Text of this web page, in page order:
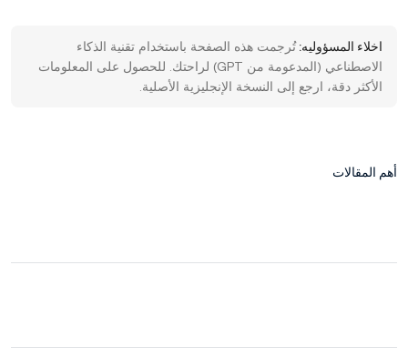
اخلاء المسؤوليه:تُرجمت هذه الصفحة باستخدام تقنية الذكاء
الاصطناعي (المدعومة من GPT) لراحتك. للحصول على المعلومات
الأكثر دقة، ارجع إلى النسخة الإنجليزية الأصلية.
أهم المقالات